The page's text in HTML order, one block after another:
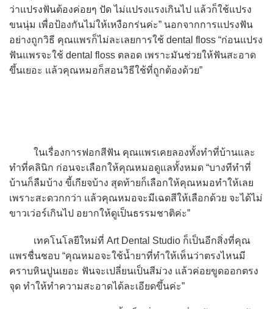
ว่าแปรงฟันต้องค่อยๆ ปัด ไม่แปรงแรงเกินไป แล้วก็ใช้แปรง
ขนนุ่ม เพื่อป้องกันไม่ให้เหงือกร่นค่ะ” นอกจากการแปรงฟัน
อย่างถูกวิธี คุณแพรก็ไม่ละเลยการใช้ dental floss “ก่อนแปรง
ฟันแพรจะใช้ dental floss ตลอด เพราะมันช่วยให้ฟันสะอาด
ขึ้นเยอะ แล้วคุณหมอก็สอนวิธีใช้ที่ถูกต้องด้วย”
ในเรื่องการฟอกสีฟัน คุณแพรเคยลองทั้งทำที่บ้านและ
ทำที่คลินิก ก่อนจะเลือกให้คุณหมอดูแลทั้งหมด “บางทีทำที่
บ้านก็ลืมบ้าง ขี้เกียจบ้าง สุดท้ายก็เลือกให้คุณหมอทำให้เลย
เพราะสะดวกกว่า แล้วคุณหมอจะมีเฉดสีให้เลือกด้วย จะได้ไม่
ขาวเว่อร์เกินไป อยากให้ดูเป็นธรรมชาติค่ะ”
เทคโนโลยีใหม่ที่ Art Dental Studio ก็เป็นอีกสิ่งที่คุณ
แพรชื่นชอบ “คุณหมอจะใช้น้ำยาที่ทำให้เห็นว่าตรงไหนมี
คราบหินปูนเยอะ ฟันจะเปลี่ยนเป็นสีม่วง แล้วค่อยขูดออกตรง
จุด ทำให้ทำความสะอาดได้ละเอียดขึ้นค่ะ”